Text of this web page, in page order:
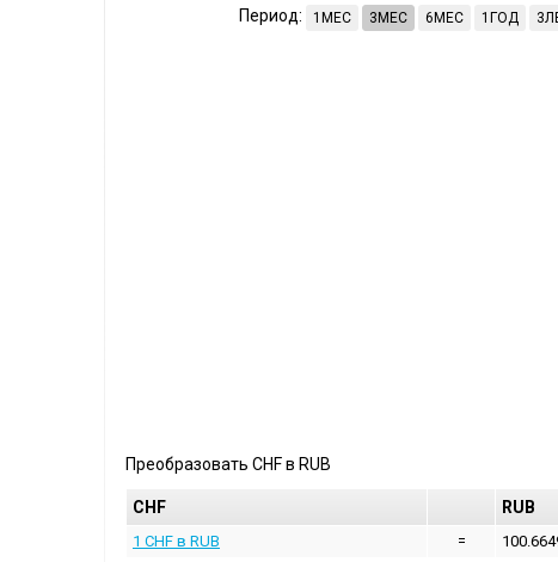
Период: 1МЕС 3МЕС 6МЕС 1ГОД
Преобразовать CHFв RUB
CHF RUB
1 CHF в RUB =